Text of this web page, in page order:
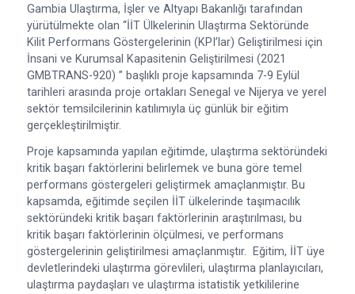
Gambia Ulaştırma, İşler ve Altyapı Bakanlığı tarafından
yürütülmekte olan “İİT Ülkelerinin Ulaştırma Sektöründe
Kilit Performans Göstergelerinin (KPI’lar) Geliştirilmesi için
İnsani ve Kurumsal Kapasitenin Geliştirilmesi (2021
GMBTRANS-920) ” başlıklı proje kapsamında 7-9 Eylül
tarihleri arasında proje ortakları Senegal ve Nijerya ve yerel
sektör temsilcilerinin katılımıyla üç günlük bir eğitim
gerçekleştirilmiştir.
Proje kapsamında yapılan eğitimde, ulaştırma sektöründeki
kritik başarı faktörlerini belirlemek ve buna göre temel
performans göstergeleri geliştirmek amaçlanmıştır. Bu
kapsamda, eğitimde seçilen İİT ülkelerinde taşımacılık
sektöründeki kritik başarı faktörlerinin araştırılması, bu
kritik başarı faktörlerinin ölçülmesi, ve performans
göstergelerinin geliştirilmesi amaçlanmıştır. Eğitim, İİT üye
devletlerindeki ulaştırma görevlileri, ulaştırma planlayıcıları,
ulaştırma paydaşları ve ulaştırma istatistik yetkililerine